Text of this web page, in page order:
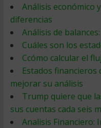
Análisis económico
diferencias
Análisis de
Cuáles son los
Ccómo calcular el
Estados financieros
mejorar su análisis
Trump quiere que
sus cuentas cada seis
Analisis Financiero: